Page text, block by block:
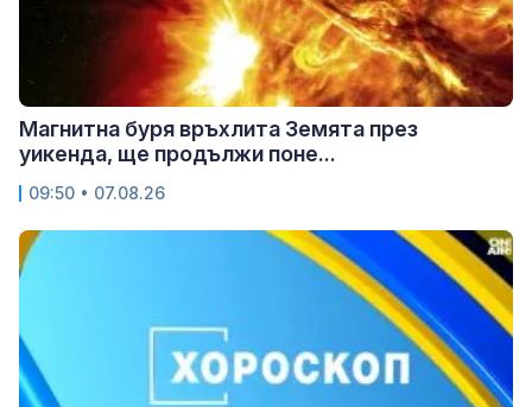
Магнитна буря връхлита Земята през
уикенда, ще продължи поне...
09:50 • 07.08.26